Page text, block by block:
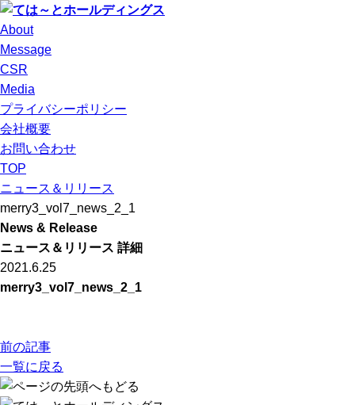
About
Message
CSR
Media
プライバシーポリシー
会社概要
お問い合わせ
TOP
ニュース＆リリース
merry3_vol7_news_2_1
News & Release
ニュース＆リリース 詳細
2021.6.25
merry3_vol7_news_2_1
前の記事
一覧に戻る